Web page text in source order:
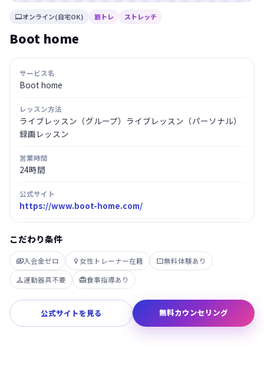
オンライン(自宅OK) 筋トレ ストレッチ
Boot home
サービス名
Boot home
レッスン方法
ライブレッスン（グループ）ライブレッスン（パーソナル）
録画レッスン
営業時間
24時間
公式サイト
https://www.boot-home.com/
こだわり条件
入会金ゼロ  女性トレーナー在籍 無料体験あり
運動器具不要 食事指導あり
公式サイトを見る 無料カウンセリング